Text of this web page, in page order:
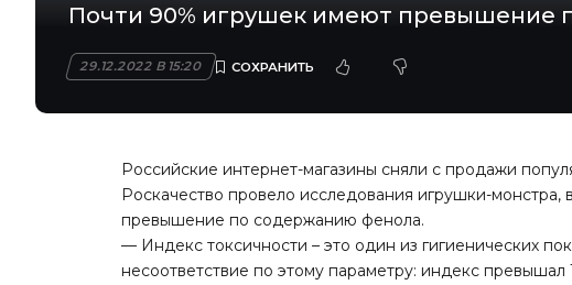
Почти 90% игрушек имеют превышение
29.12.2022 В 15:20
Российские интернет-магазины сняли с продажи
Роскачество провело исследования игрушки-
превышение по содержанию фенола.
— Индекс токсичности – это один из гигиенических
несоответствие по этому параметру: индекс